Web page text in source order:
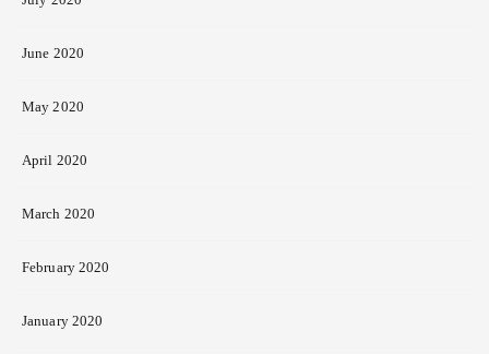
June 2020
May 2020
April 2020
March 2020
February 2020
January 2020